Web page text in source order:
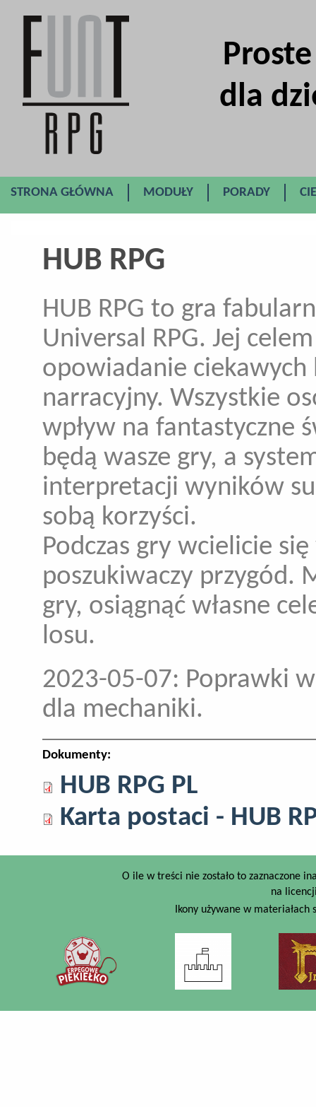
dla
STRONA GŁÓWNA MODUŁY PORADY
HUB RPG
HUB RPG to gra
Universal RPG. Jej
opowiadanie ciekawych
narracyjny. Wszystkie
wpływ na fantastyczne
będą wasze gry, a
interpretacji wyników
sobą korzyści.
Podczas gry wcielicie
poszukiwaczy przygód.
gry, osiągnąć własne
losu.
2023-05-07: Poprawki
dla mechaniki.
Dokumenty:
HUB RPG PL
Karta postaci - HUB
O ile w treści nie zostało to zaznaczone
na
Ikony używane w